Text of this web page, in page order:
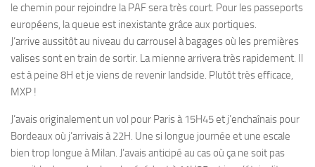
le chemin pour rejoindre la PAF sera très court. Pour les passeports
européens, la queue est inexistante grâce aux portiques.
J’arrive aussitôt au niveau du carrousel à bagages où les premières
valises sont en train de sortir. La mienne arrivera très rapidement. Il
est à peine 8H et je viens de revenir landside. Plutôt très efficace,
MXP !
J’avais originalement un vol pour Paris à 15H45 et j’enchaînais pour
Bordeaux où j’arrivais à 22H. Une si longue journée et une escale
bien trop longue à Milan. J’avais anticipé au cas où ça ne soit pas